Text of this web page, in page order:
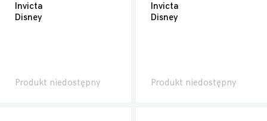
Invicta
Disney
Produkt niedostępny
Invicta
Disney
Produkt niedostępny